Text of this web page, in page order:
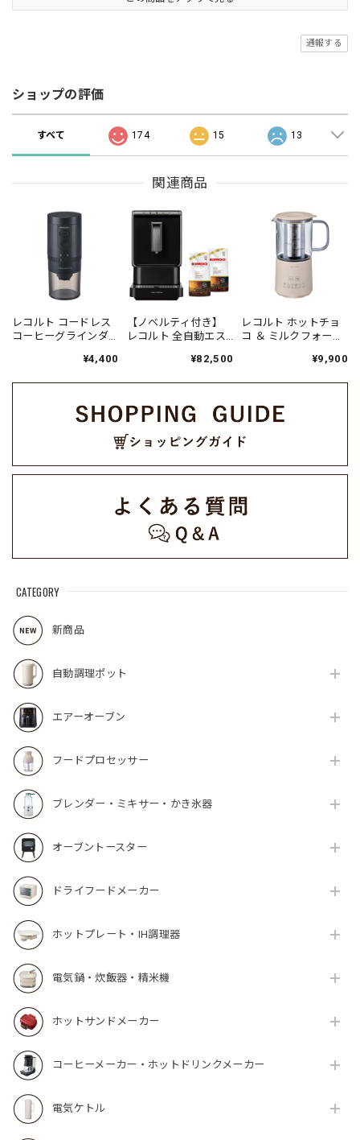
CATEGORY
新商品
自動調理ポット
エアーオーブン
フードプロセッサー
ブレンダー・ミキサー・かき氷器
オーブントースター
ドライフードメーカー
ホットプレート・IH調理器
電気鍋・炊飯器・精米機
ホットサンドメーカー
コーヒーメーカー・ホットドリンクメーカー
電気ケトル
通報する
ショップの評価
すべて 174 15 13
関連商品
レコルト コードレス
コーヒーグラインダ
¥4,400
【ノベルティ付き】
レコルト 全自動エス
シン / ブラック REC-
¥82,500
レコルト ホットチョ
コ ＆ ミルクフォーマ
¥9,900